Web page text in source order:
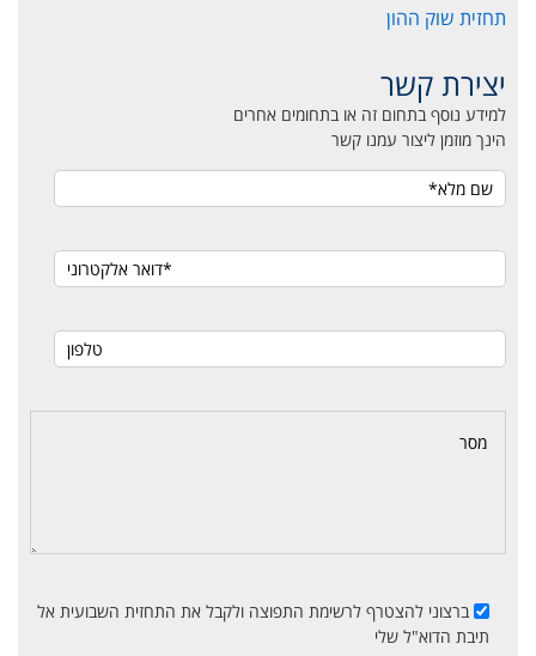
תחזית שוק ההון
יצירת קשר
למידע נוסף בתחום זה או בתחומים אחרים
הינך מוזמן ליצור עמנו קשר
ברצוני להצטרף לרשימת התפוצה ולקבל את התחזית השבועית אל
תיבת הדוא"ל שלי